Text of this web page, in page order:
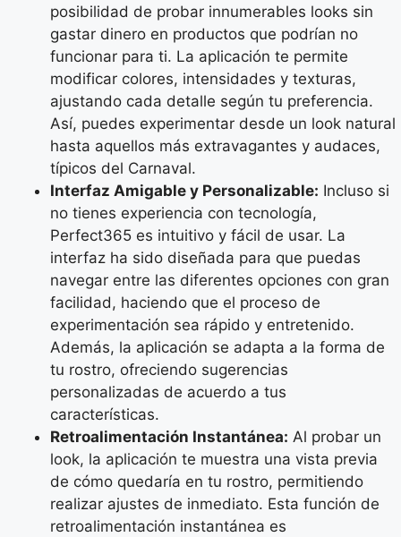
posibilidad de probar innumerables looks sin
gastar dinero en productos que podrían no
funcionar para ti. La aplicación te permite
modificar colores, intensidades y texturas,
ajustando cada detalle según tu preferencia.
Así, puedes experimentar desde un look natural
hasta aquellos más extravagantes y audaces,
típicos del Carnaval.
Interfaz Amigable y Personalizable: Incluso si
no tienes experiencia con tecnología,
Perfect365 es intuitivo y fácil de usar. La
interfaz ha sido diseñada para que puedas
navegar entre las diferentes opciones con gran
facilidad, haciendo que el proceso de
experimentación sea rápido y entretenido.
Además, la aplicación se adapta a la forma de
tu rostro, ofreciendo sugerencias
personalizadas de acuerdo a tus
características.
Retroalimentación Instantánea: Al probar un
look, la aplicación te muestra una vista previa
de cómo quedaría en tu rostro, permitiendo
realizar ajustes de inmediato. Esta función de
retroalimentación instantánea es